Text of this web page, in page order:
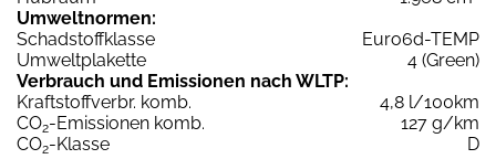
Umweltnormen:
Schadstoffklasse
Euro6d-TEMP
Umweltplakette
4 (Green)
Verbrauch und Emissionen nach WLTP:
Kraftstoffverbr. komb.
4,8 l/100km
CO2-Emissionen komb.
127 g/km
CO2-Klasse
D